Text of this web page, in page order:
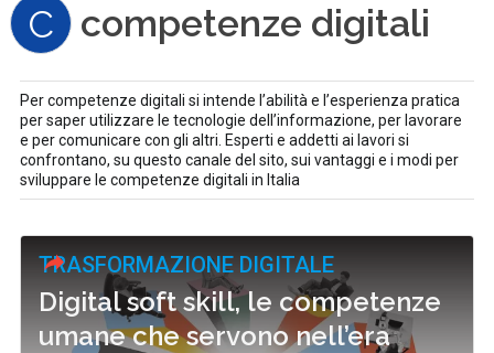
C competenze digitali
Per competenze digitali si intende l’abilità e l’esperienza pratica
per saper utilizzare le tecnologie dell’informazione, per lavorare
e per comunicare con gli altri. Esperti e addetti ai lavori si
confrontano, su questo canale del sito, sui vantaggi e i modi per
sviluppare le competenze digitali in Italia
TRASFORMAZIONE DIGITALE
Digital soft skill, le competenze
umane che servono nell’era